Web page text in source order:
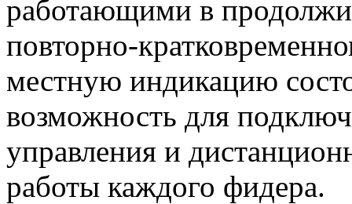
работающими в
повторно-
местную индикацию
возможность для
управления и
работы каждого фидера.